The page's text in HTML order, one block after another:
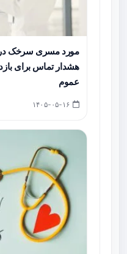
مورد مسری سرخک در
هشدار تماس برای
عموم